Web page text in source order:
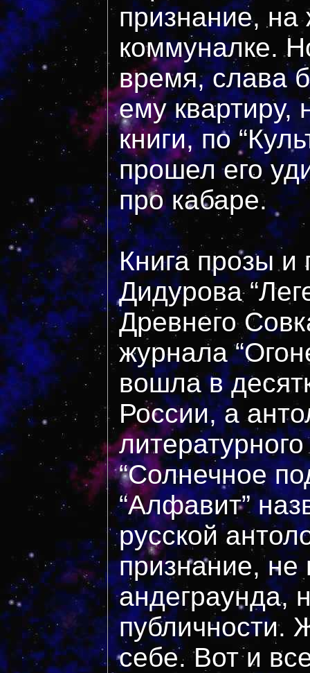
признание, на
коммуналке.
время, слава
ему квартиру,
книги, по
прошел его
про кабаре.
Книга прозы и
Дидурова
Древнего
журнала
вошла в
России, а
“Солнечное
“Алфавит”
русской
признание, не
андеграунда,
публичности.
себе. Вот и